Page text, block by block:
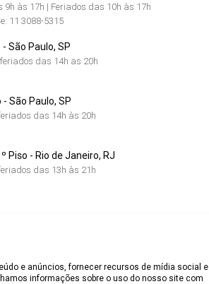
e anúncios, fornecer recursos de mídia social e
informações sobre o uso do nosso site com
às 17h | Feriados das 10h às 17h
11 3088-5315
- São Paulo, SP
das 14h as 20h
- São Paulo, SP
das 14h às 20h
Piso - Rio de Janeiro, RJ
das 13h às 21h